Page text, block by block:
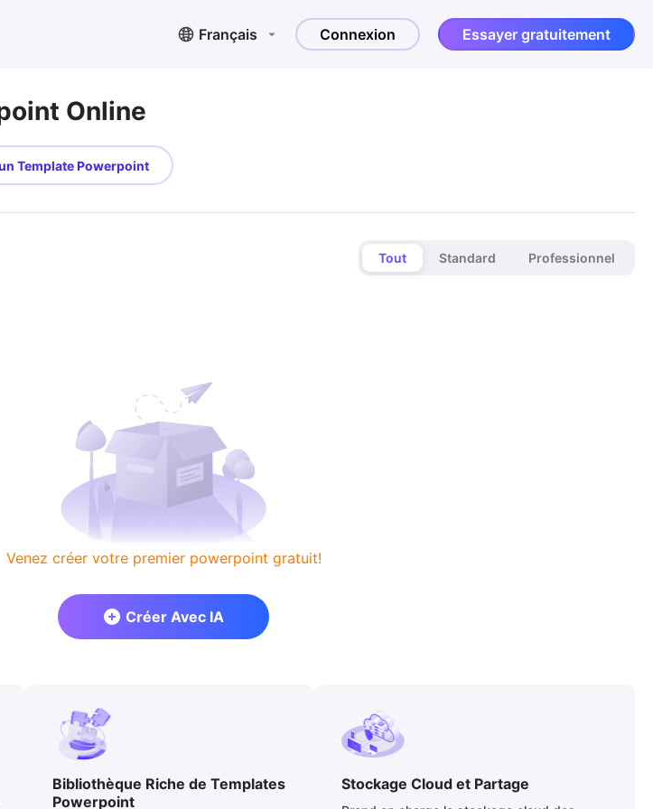
Français Connexion Essayer gratuitement
Online
Template Powerpoint
Tout Standard Professionnel
Venez créer votre premier powerpoint gratuit!
Créer Avec IA
Bibliothèque Riche de Templates
Powerpoint
Stockage Cloud et Partage